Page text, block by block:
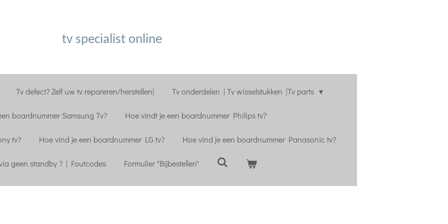
tv specialist online
Tv defect? Zelf uw tv repareren/herstellen| Tv onderdelen | Tv wisselstukken |Tv parts
boardnummer Samsung Tv? Hoe vindt je een boardnummer Philips tv?
tv? Hoe vind je een boardnummer LG tv? Hoe vind je een boardnummer Panasonic tv?
geen standby ? | Foutcodes Formulier "Bijbestellen"